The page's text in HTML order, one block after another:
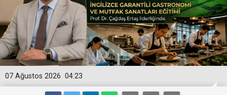
04:23
07 Ağustos 2026